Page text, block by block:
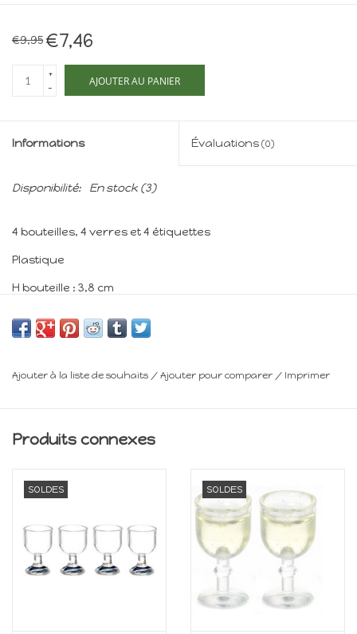
Mon site
Offres
€9,95 €7,46
+
-
AJOUTER AU PANIER
Informations Évaluations (0)
Disponibilité: En stock (3)
4 bouteilles, 4 verres et 4 étiquettes
Plastique
H bouteille : 3,8 cm
H verre : 1,5 cm
Minimum 14 ans
Ajouter à la liste de souhaits / Ajouter pour comparer / Imprimer
Produits connexes
SOLDES SOLDES